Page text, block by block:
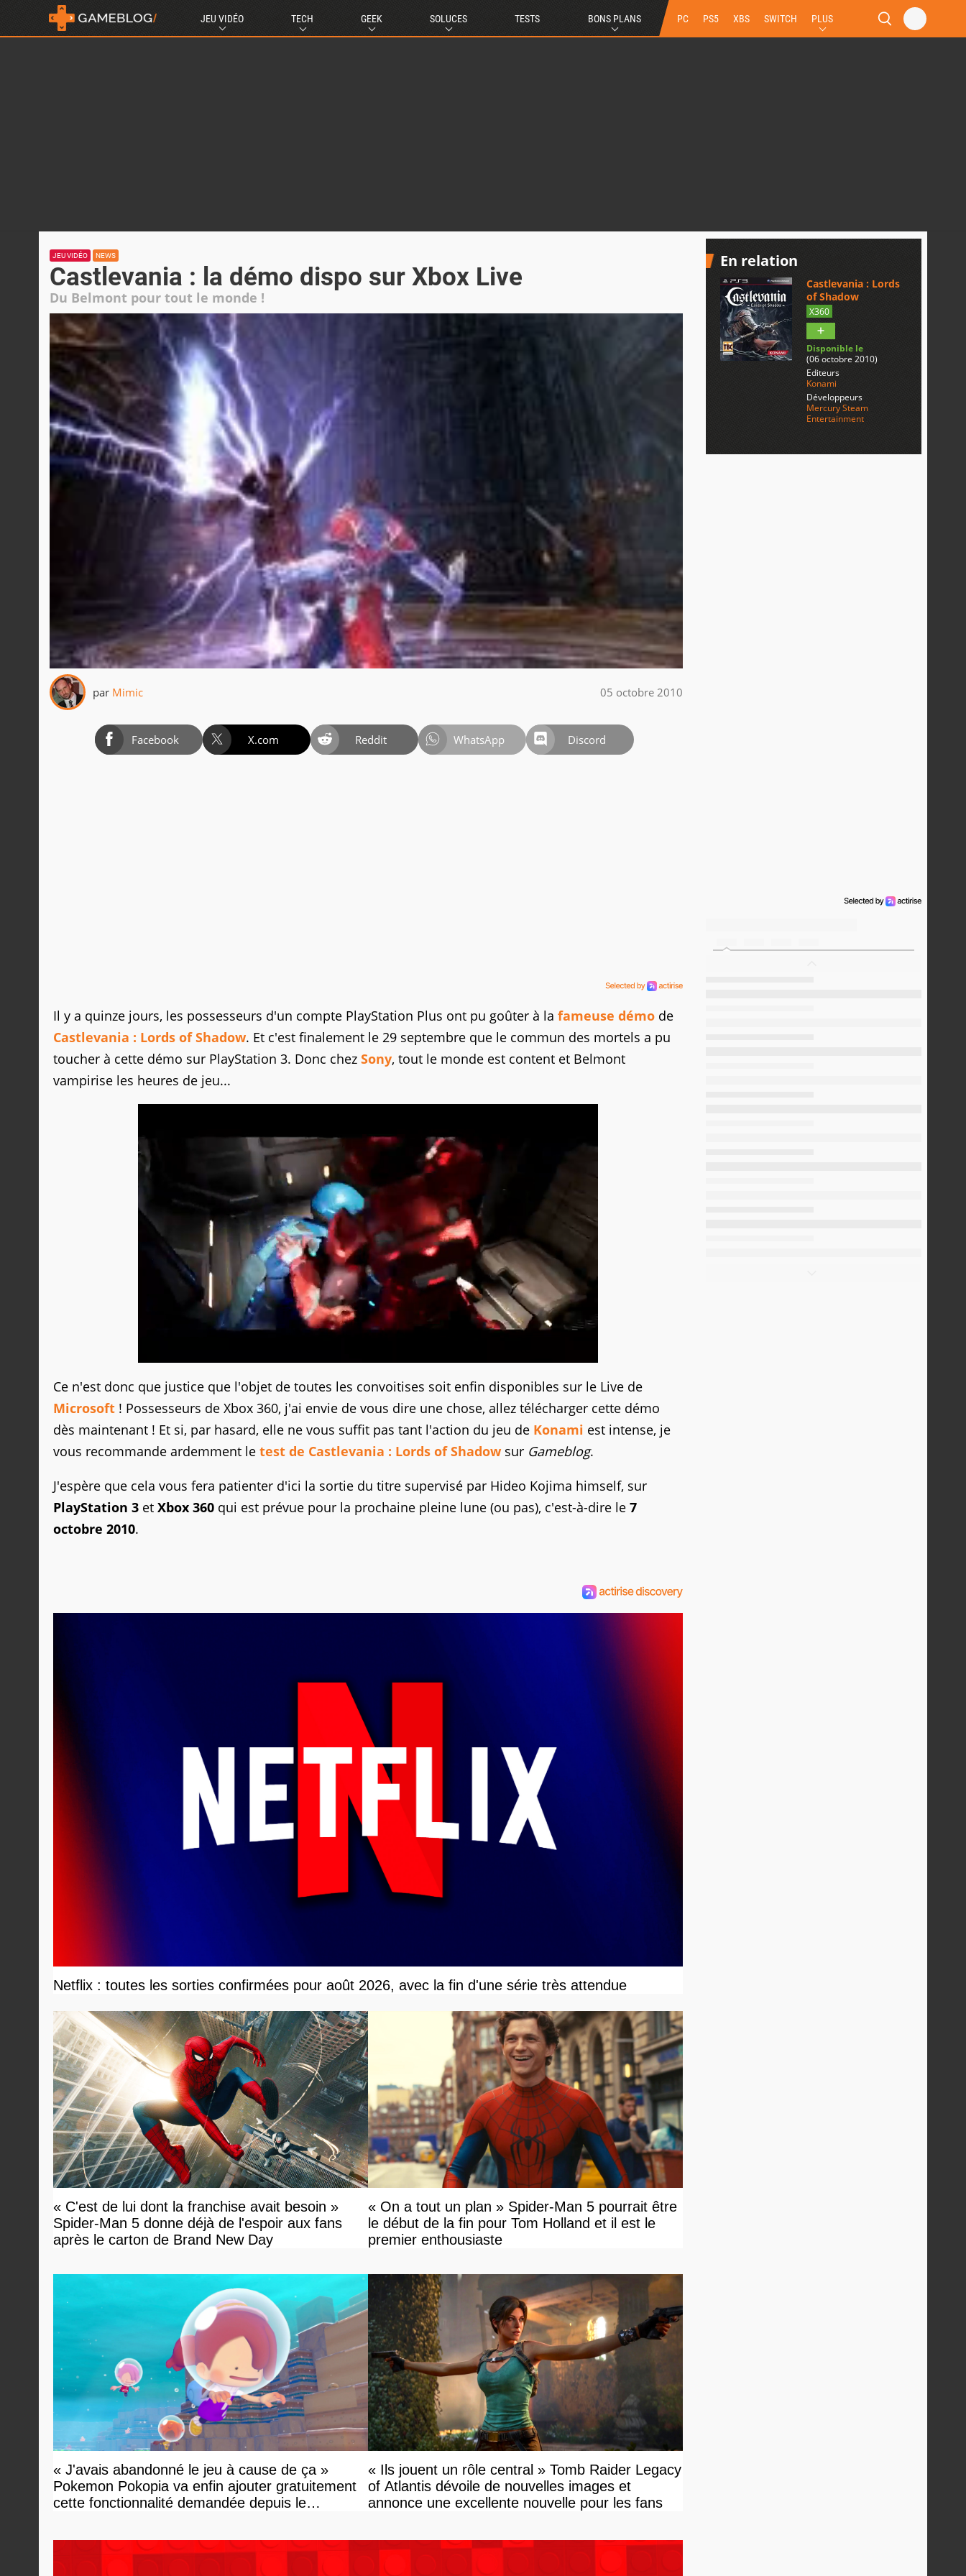
JEU VIDÉO TECH GEEK SOLUCES TESTS BONS PLANS PC PS5 XBS SWITCH PLUS
JEU VIDÉO NEWS
Castlevania : la démo dispo sur Xbox Live
Du Belmont pour tout le monde !
par Mimic 05 octobre 2010
Facebook X.com Reddit WhatsApp Discord
Il y a quinze jours, les possesseurs d'un compte PlayStation Plus ont pu goûter à la fameuse démo de
Castlevania : Lords of Shadow. Et c'est finalement le 29 septembre que le commun des mortels a pu
toucher à cette démo sur PlayStation 3. Donc chez Sony, tout le monde est content et Belmont
vampirise les heures de jeu...
Ce n'est donc que justice que l'objet de toutes les convoitises soit enfin disponibles sur le Live de
Microsoft ! Possesseurs de Xbox 360, j'ai envie de vous dire une chose, allez télécharger cette démo
dès maintenant ! Et si, par hasard, elle ne vous suffit pas tant l'action du jeu de Konami est intense, je
vous recommande ardemment le test de Castlevania : Lords of Shadow sur Gameblog.
J'espère que cela vous fera patienter d'ici la sortie du titre supervisé par Hideo Kojima himself, sur
PlayStation 3 et Xbox 360 qui est prévue pour la prochaine pleine lune (ou pas), c'est-à-dire le 7
octobre 2010.
Netflix : toutes les sorties confirmées pour août 2026, avec la fin d'une série très attendue
« C'est de lui dont la franchise avait besoin »
Spider-Man 5 donne déjà de l'espoir aux fans
après le carton de Brand New Day
« On a tout un plan » Spider-Man 5 pourrait être
le début de la fin pour Tom Holland et il est le
premier enthousiaste
« J'avais abandonné le jeu à cause de ça »
Pokemon Pokopia va enfin ajouter gratuitement
cette fonctionnalité demandée depuis le
« Ils jouent un rôle central » Tomb Raider Legacy
of Atlantis dévoile de nouvelles images et
annonce une excellente nouvelle pour les fans
En relation
Castlevania : Lords
of Shadow
X360
Disponible le
(06 octobre 2010)
Editeurs
Konami
Développeurs
Mercury Steam
Entertainment